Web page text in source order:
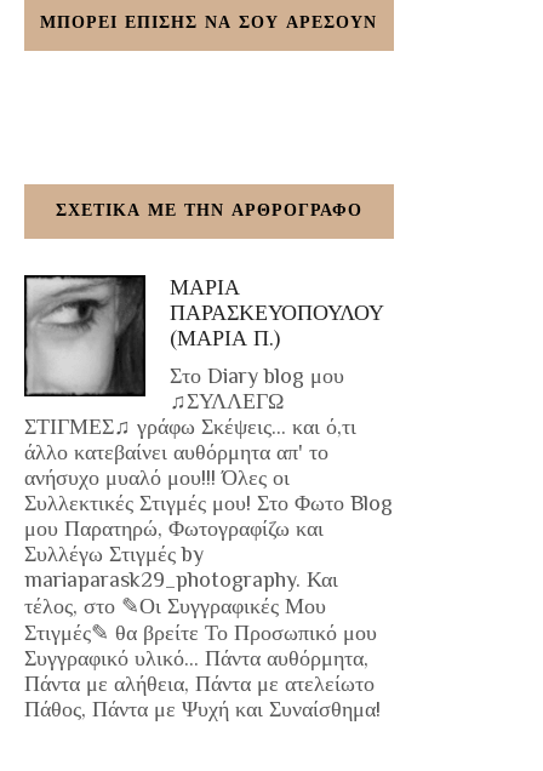
ΜΠΟΡΕΙ ΕΠΙΣΗΣ ΝΑ ΣΟΥ ΑΡΕΣΟΥΝ
ΣΧΕΤΙΚΑ ΜΕ ΤΗΝ ΑΡΘΡΟΓΡΑΦΟ
ΜΑΡΙΑ
ΠΑΡΑΣΚΕΥΟΠΟΥΛΟΥ
(ΜΑΡΙΑ Π.)
Στο Diary blog μου
♫ΣΥΛΛΕΓΩ
ΣΤΙΓΜΕΣ♫ γράφω Σκέψεις... και ό,τι
άλλο κατεβαίνει αυθόρμητα απ' το
ανήσυχο μυαλό μου!!! Όλες οι
Συλλεκτικές Στιγμές μου! Στο Φωτο Blog
μου Παρατηρώ, Φωτογραφίζω και
Συλλέγω Στιγμές by
mariaparask29_photography. Και
τέλος, στο ✎Οι Συγγραφικές Μου
Στιγμές✎ θα βρείτε Το Προσωπικό μου
Συγγραφικό υλικό... Πάντα αυθόρμητα,
Πάντα με αλήθεια, Πάντα με ατελείωτο
Πάθος, Πάντα με Ψυχή και Συναίσθημα!